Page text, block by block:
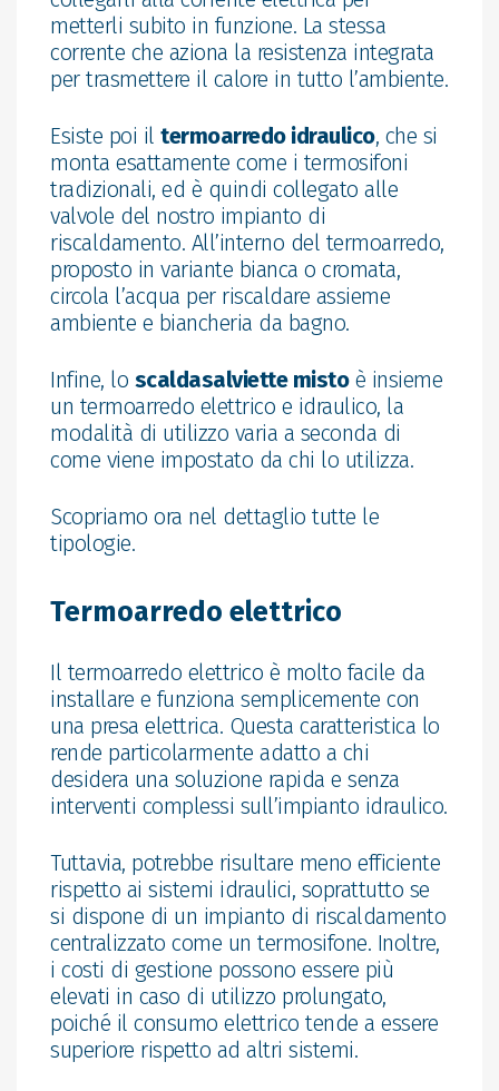
metterli subito in funzione. La stessa
corrente che aziona la resistenza integrata
per trasmettere il calore in tutto l’ambiente.
Esiste poi il termoarredo idraulico, che si
monta esattamente come i termosifoni
tradizionali, ed è quindi collegato alle
valvole del nostro impianto di
riscaldamento. All’interno del termoarredo,
proposto in variante bianca o cromata,
circola l’acqua per riscaldare assieme
ambiente e biancheria da bagno.
Infine, lo scaldasalviette mistoè insieme
un termoarredo elettrico e idraulico, la
modalità di utilizzo varia a seconda di
come viene impostato da chi lo utilizza.
Scopriamo ora nel dettaglio tutte le
tipologie.
Termoarredo elettrico
Il termoarredo elettrico è molto facile da
installare e funziona semplicemente con
una presa elettrica. Questa caratteristica lo
rende particolarmente adatto a chi
desidera una soluzione rapida e senza
interventi complessi sull’impianto idraulico.
Tuttavia, potrebbe risultare meno efficiente
rispetto ai sistemi idraulici, soprattutto se
si dispone di un impianto di riscaldamento
centralizzato come un termosifone. Inoltre,
i costi di gestione possono essere più
elevati in caso di utilizzo prolungato,
poiché il consumo elettrico tende a essere
superiore rispetto ad altri sistemi.